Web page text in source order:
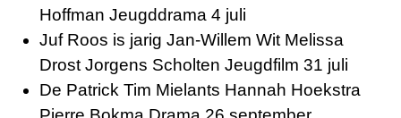
Hoffman Jeugddrama 4 juli
Juf Roos is jarig Jan-Willem Wit Melissa
Drost Jorgens Scholten Jeugdfilm 31 juli
De Patrick Tim Mielants Hannah Hoekstra